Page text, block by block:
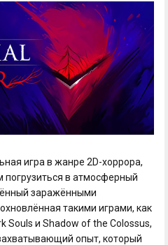
игра в жанре 2D-хоррора,
погрузиться в атмосферный
заражёнными
такими играми, как
Souls и Shadow of the Colossus,
опыт, который